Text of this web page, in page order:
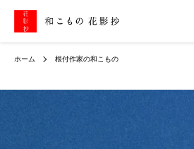
ホーム 根付作家の和こもの